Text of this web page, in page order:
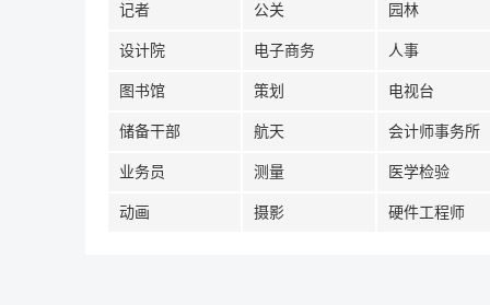
记者 公关 园林
设计院 电子商务 人事
图书馆 策划 电视台
储备干部 航天 会计师事务所
业务员 测量 医学检验
动画 摄影 硬件工程师